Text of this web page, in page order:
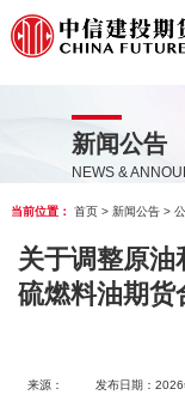
新闻公告
NEWS &
当前位置： 首页> 新闻公告>
关于调整原油
硫燃料油期货
来源： 发布日期：